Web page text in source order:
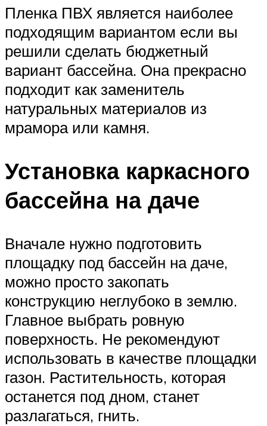
Пленка ПВХ является наиболее
подходящим вариантом если вы
решили сделать бюджетный
вариант бассейна. Она прекрасно
подходит как заменитель
натуральных материалов из
мрамора или камня.
Установка каркасного
бассейна на даче
Вначале нужно подготовить
площадку под бассейн на даче,
можно просто закопать
конструкцию неглубоко в землю.
Главное выбрать ровную
поверхность. Не рекомендуют
использовать в качестве площадки
газон. Растительность, которая
останется под дном, станет
разлагаться, гнить.